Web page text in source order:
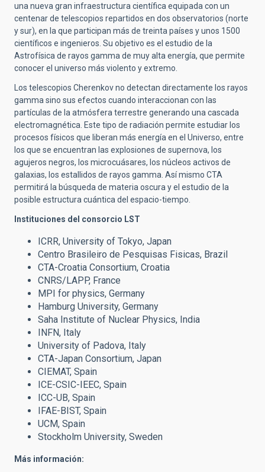
una nueva gran infraestructura científica equipada con un
centenar de telescopios repartidos en dos observatorios (norte
y sur), en la que participan más de treinta países y unos 1500
científicos e ingenieros. Su objetivo es el estudio de la
Astrofísica de rayos gamma de muy alta energía, que permite
conocer el universo más violento y extremo.
Los telescopios Cherenkov no detectan directamente los rayos
gamma sino sus efectos cuando interaccionan con las
partículas de la atmósfera terrestre generando una cascada
electromagnética. Este tipo de radiación permite estudiar los
procesos físicos que liberan más energía en el Universo, entre
los que se encuentran las explosiones de supernova, los
agujeros negros, los microcuásares, los núcleos activos de
galaxias, los estallidos de rayos gamma. Así mismo CTA
permitirá la búsqueda de materia oscura y el estudio de la
posible estructura cuántica del espacio-tiempo.
Instituciones del consorcio LST
ICRR, University of Tokyo, Japan
Centro Brasileiro de Pesquisas Fisicas, Brazil
CTA-Croatia Consortium, Croatia
CNRS/LAPP, France
MPI for physics, Germany
Hamburg University, Germany
Saha Institute of Nuclear Physics, India
INFN, Italy
University of Padova, Italy
CTA-Japan Consortium, Japan
CIEMAT, Spain
ICE-CSIC-IEEC, Spain
ICC-UB, Spain
IFAE-BIST, Spain
UCM, Spain
Stockholm University, Sweden
Más información: